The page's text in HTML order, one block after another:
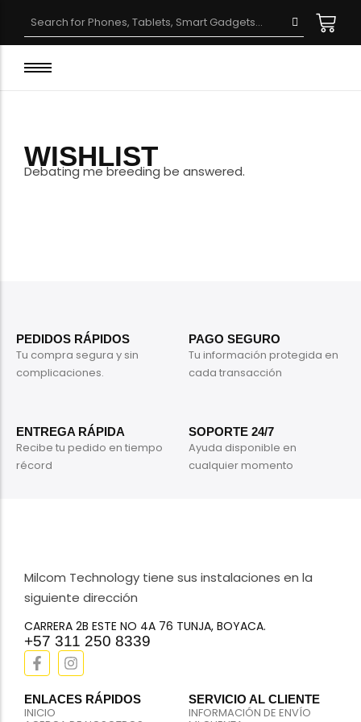
Smartphone Rugged
Accesorios
Tablet Rugged
WISHLIST
Debating me breeding be answered.
PEDIDOS RÁPIDOS
Tu compra segura y sin
complicaciones.
PAGO SEGURO
Tu información protegida en
cada transacción
ENTREGA RÁPIDA
Recibe tu pedido en tiempo
récord
SOPORTE 24/7
Ayuda disponible en
cualquier momento
Milcom Technology tiene sus instalaciones en la
siguiente dirección
CARRERA 2B ESTE NO 4A 76 TUNJA, BOYACA.
+57 311 250 8339
ENLACES RÁPIDOS
INICIO
SERVICIO AL CLIENTE
INFORMACIÓN DE ENVÍO